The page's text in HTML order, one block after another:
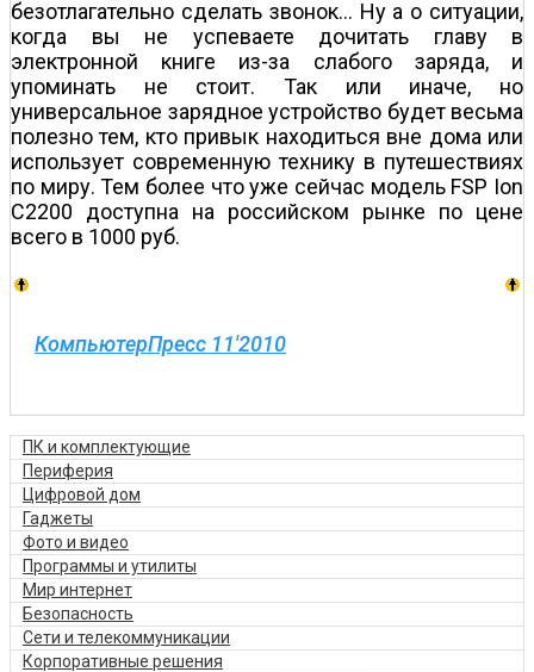
безотлагательно сделать звонок... Ну а о ситуации,
когда вы не успеваете дочитать главу в
электронной книге из-за слабого заряда, и
упоминать не стоит. Так или иначе, но
универсальное зарядное устройство будет весьма
полезно тем, кто привык находиться вне дома или
использует современную технику в путешествиях
по миру. Тем более что уже сейчас модель FSP Ion
C2200 доступна на российском рынке по цене
всего в 1000 руб.
КомпьютерПресс 11'2010
ПК и комплектующие
Периферия
Цифровой дом
Гаджеты
Фото и видео
Программы и утилиты
Мир интернет
Безопасность
Сети и телекоммуникации
Корпоративные решения